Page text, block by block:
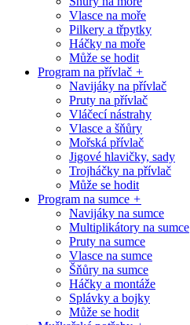
Vlasce na moře
Pilkery a třpytky
Háčky na moře
Může se hodit
Program na přívlač +
Navijáky na přívlač
Pruty na přívlač
Vláčecí nástrahy
Vlasce a šňůry
Mořská přívlač
Jigové hlavičky, sady
Trojháčky na přívlač
Může se hodit
Program na sumce +
Navijáky na sumce
Multiplikátory na sumce
Pruty na sumce
Vlasce na sumce
Šňůry na sumce
Háčky a montáže
Splávky a bojky
Může se hodit